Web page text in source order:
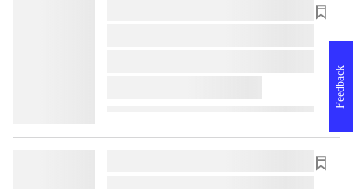
lorem ipsum dolor sit amet ...
lorem ipsum dolor sit amet ...
lorem ipsum dolor sit amet ...
lorem ipsum dolor sit amet ...
Feedback